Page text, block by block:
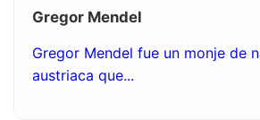
Gregor Mendel
Gregor Mendel fue un monje de
austriaca que...